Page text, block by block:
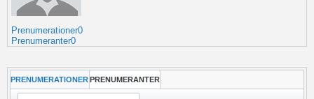
Prenumerationer0
Prenumeranter0
PRENUMERATIONER PRENUMERANTER